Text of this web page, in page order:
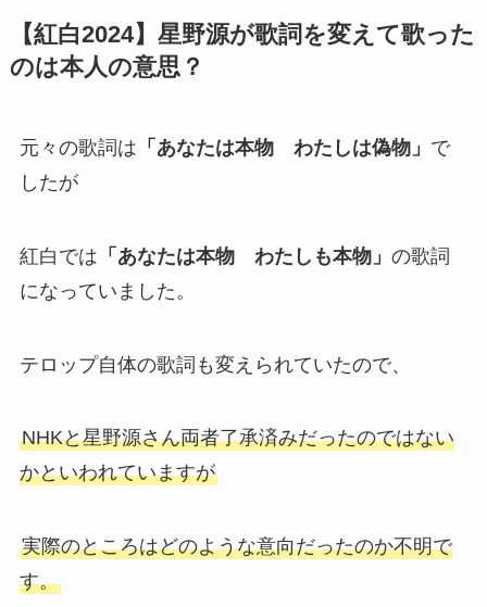
【紅白2024】星野源が歌詞を変えて歌った
のは本人の意思？
元々の歌詞は 「あなたは本物 わたしは偽物」 で
したが
紅白では 「あなたは本物 わたしも本物」 の歌詞
になっていました。
テロップ自体の歌詞も変えられていたので、
NHKと星野源さん両者了承済みだったのではない
かといわれていますが
実際のところはどのような意向だったのか不明で
す。